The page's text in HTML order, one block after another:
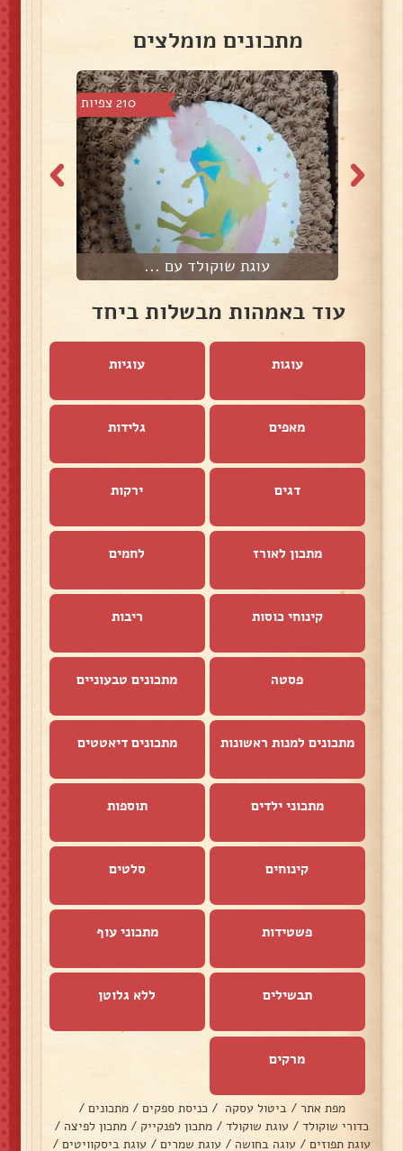
מתכונים מומלצים
210 צפיות
עוגת שוקולד עם ...
עוד באמהות מבשלות ביחד
עוגות עוגיות
מאפים גלידות
דגים ירקות
מתכון לאורז לחמים
קינוחי כוסות ריבות
פסטה מתכונים טבעוניים
מתכונים למנות ראשונות מתכונים דיאטטים
מתכוני ילדים תוספות
קינוחים סלטים
פשטידות מתכוני עוף
תבשילים ללא גלוטן
מרקים
מפת אתר / ביטול עסקה / כניסת ספקים / מתכונים /
כדורי שוקולד / עוגת שוקולד / מתכון לפנקייק / מתכון לפיצה /
עוגת תפוזים / עוגה בחושה / עוגת שמרים / עוגת ביסקוויטים /